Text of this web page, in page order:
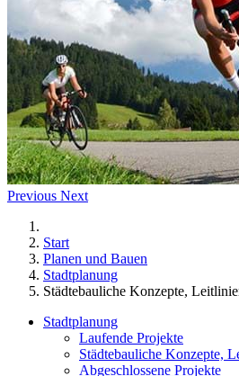
Previous Next
Start
Planen und Bauen
Stadtplanung
Städtebauliche Konzepte,
Stadtplanung
Laufende Projekte
Städtebauliche Konzepte,
Abgeschlossene Projekte